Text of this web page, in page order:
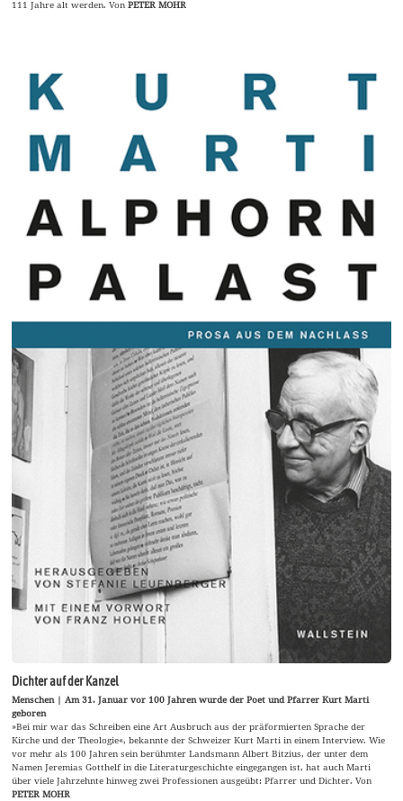
111 Jahre alt werden. VonPETER MOHR
Dichter auf der Kanzel
Menschen | Am 31. Januar vor 100 Jahren wurde der Poet und Pfarrer Kurt Marti
geboren
»Bei mir war das Schreiben eine Art Ausbruch aus der präformierten Sprache der
Kirche und der Theologie«, bekannte der Schweizer Kurt Marti in einem Interview. Wie
vor mehr als 100 Jahren sein berühmter Landsmann Albert Bitzius, der unter dem
Namen Jeremias Gotthelf in die Literaturgeschichte eingegangen ist, hat auch Marti
über viele Jahrzehnte hinweg zwei Professionen ausgeübt: Pfarrer und Dichter. Von
PETER MOHR